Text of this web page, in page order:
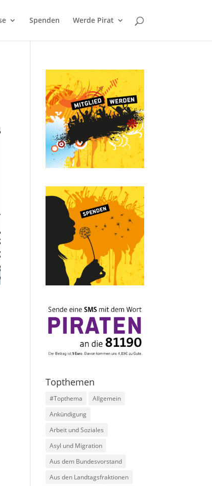
Spenden Werde Pirat
Topthemen
#Topthema
Allgemein
Ankündigung
Arbeit und Soziales
Asyl und Migration
Aus dem Bundesvorstand
Aus den Landtagsfraktionen